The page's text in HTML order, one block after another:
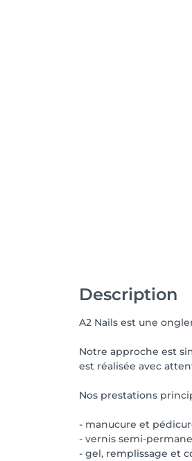
Description
A2 Nails est une
Notre approche est
est réalisée avec
Nos prestations
- manucure et
- vernis semi-
- gel, remplissage et